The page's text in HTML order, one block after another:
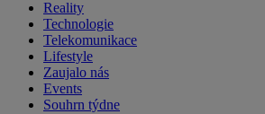
Reality
Technologie
Telekomunikace
Lifestyle
Zaujalo nás
Events
Souhrn týdne